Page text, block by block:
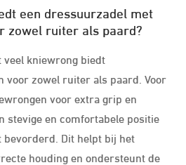
een dressuurzadel met
zowel ruiter als paard?
kniewrong biedt
voor zowel ruiter als paard. Voor
voor extra grip en
stevige en comfortabele positie
Dit helpt bij het
houding en ondersteunt de